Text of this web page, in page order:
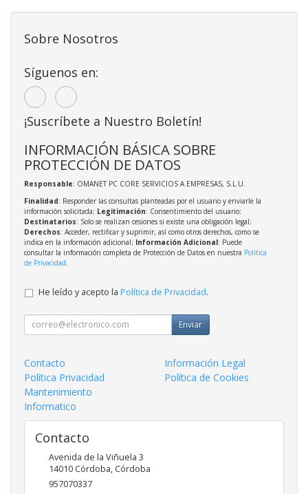
Sobre Nosotros
Síguenos en:
¡Suscríbete a Nuestro Boletín!
INFORMACIÓN BÁSICA SOBRE
PROTECCIÓN DE DATOS
Responsable: OMANET PC CORE SERVICIOS A EMPRESAS, S.L.U.
Finalidad: Responder las consultas planteadas por el usuario y enviarle la
información solicitada; Legitimación: Consentimiento del usuario;
Destinatarios: Solo se realizan cesiones si existe una obligación legal;
Derechos: Acceder, rectificar y suprimir, así como otros derechos, como se
indica en la información adicional; Información Adicional: Puede
consultar la información completa de Protección de Datos en nuestra Política
de Privacidad
He leído y acepto la Política de Privacidad.
Enviar
Contacto
Información Legal
Política Privacidad
Política de Cookies
Mantenimiento
Informatico
Contacto
Avenida de la Viñuela 3
14010 Córdoba, Córdoba
957070337